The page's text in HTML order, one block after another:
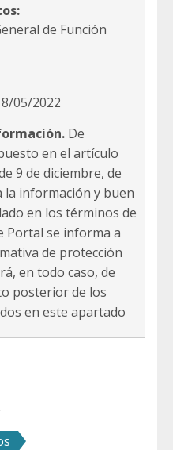
de Función
05/2022
De
en el artículo
9 de diciembre, de
la información y buen
en los términos de
Portal se informa a
de protección
en todo caso, de
posterior de los
en este apartado